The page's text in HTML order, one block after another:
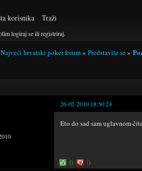
korisnika Traži
logiraj se ili registriraj.
hrvatski poker forum» Predstavite se»
26-02-2010 18:50:24
Eto do sad sam uglavnom
0 0